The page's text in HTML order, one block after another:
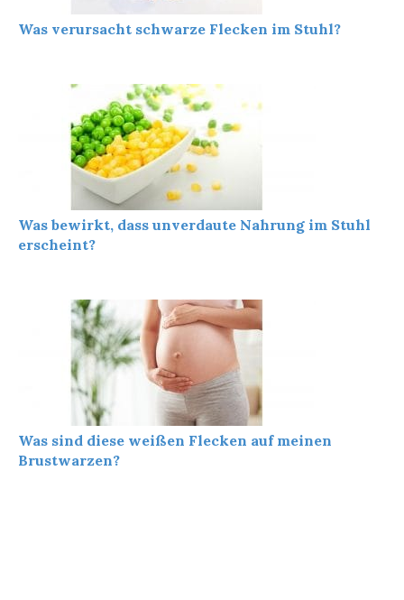
Was verursacht schwarze Flecken im Stuhl?
Was bewirkt, dass unverdaute Nahrung im Stuhl
erscheint?
Was sind diese weißen Flecken auf meinen
Brustwarzen?